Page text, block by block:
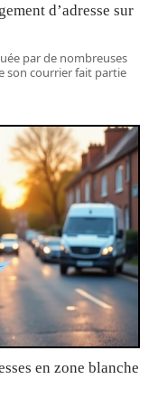
d’adresse sur
par de nombreuses
son courrier fait partie
en zone blanche